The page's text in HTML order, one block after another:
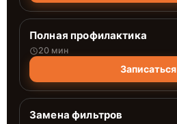
Полная профилактика
20 мин
Записаться
Замена фильтров